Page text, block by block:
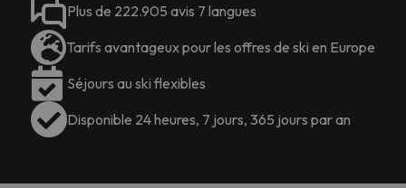
Plus de 222.905 avis 7 langues
Tarifs avantageux pour les offres de ski en Europe
Séjours au ski flexibles
Disponible 24 heures, 7 jours, 365 jours par an